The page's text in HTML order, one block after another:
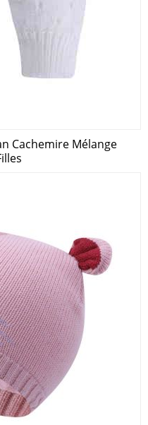
Cachemire Mélange